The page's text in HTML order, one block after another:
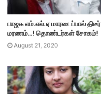
பாஜக எம்.எல்.ஏ மாரடைப்பால் திடீர்
மரணம்…! தொண்டர்கள் சோகம்!
August 21, 2020